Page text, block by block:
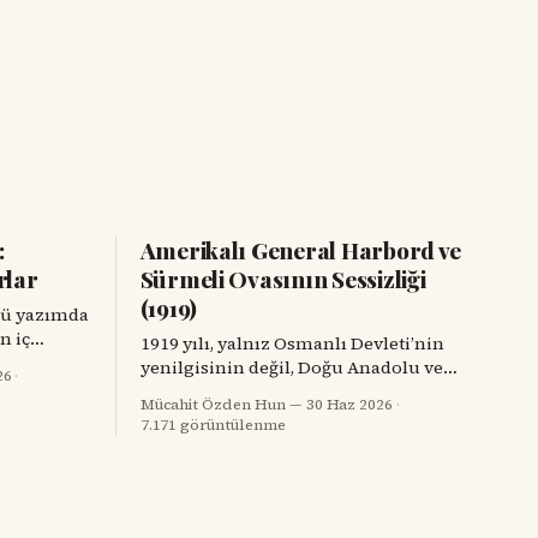
yazımda
iç
ve
·
Amerikalı General Harbord ve
Sürmeli Ovasının Sessizliği
(1919)
1919 yılı, yalnız Osmanlı Devleti’nin
yenilgisinin değil, Doğu Anadolu ve
komşulukların parçalandığı bir yıldı.
Savaş bitmiş görünüyordu; fakat
Mücahit Özden Hun 30 Haz 2026 ·
7.171 görüntülenme